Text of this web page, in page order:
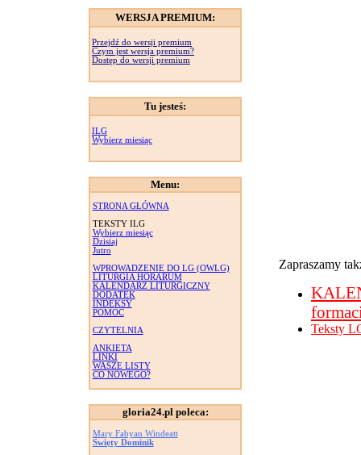
WERSJA PREMIUM:
Przejdź do wersji premium
Czym jest wersja premium?
Dostęp do wersji premium
Tu jesteś:
ILG
Wybierz miesiąc
Menu:
STRONA GŁÓWNA
TEKSTY ILG
Wybierz miesiąc
Dzisiaj
Jutro
WPROWADZENIE DO LG (OWLG)
LITURGIA HORARUM
KALENDARZ LITURGICZNY
DODATEK
INDEKSY
POMOC
CZYTELNIA
ANKIETA
LINKI
WASZE LISTY
CO NOWEGO?
gloria24.pl poleca:
Mary Fabyan Windeatt
Święty Dominik
Zapraszamy
Teksty